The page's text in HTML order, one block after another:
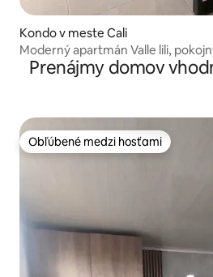
Kondo v meste Cali
Moderný apartmán Valle lili,
Prenájmy domov
Obľúbené medzi hosťami
Obľúbené medzi hosťami